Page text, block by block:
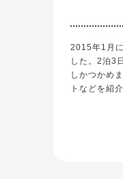
2015年1月
した。2泊3
しかつかめ
トなどを紹